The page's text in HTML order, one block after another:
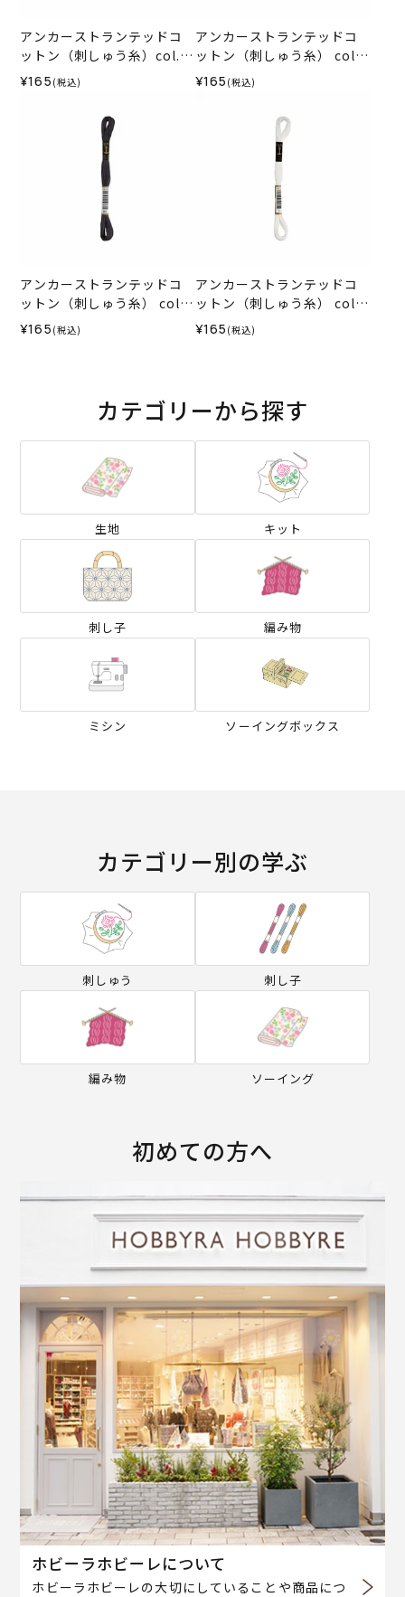
アンカーストランテッドコ
ットン（刺しゅう糸）col.0
280
¥165 (税込)
アンカーストランテッドコ
ットン（刺しゅう糸） col.9
6
¥165 (税込)
アンカーストランテッドコ
ットン（刺しゅう糸） col.4
01
¥165 (税込)
アンカーストランテッドコ
ットン（刺しゅう糸） col.0
1
¥165 (税込)
カテゴリーから探す
生地 キット
刺し子 編み物
ミシン ソーイングボックス
カテゴリー別の学ぶ
刺しゅう 刺し子
編み物 ソーイング
初めての方へ
ホビーラホビーレについて
ホビーラホビーレの大切にしていることや商品につ